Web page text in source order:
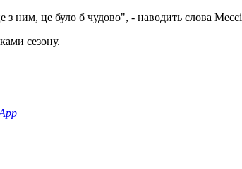
з ним, це було б чудово", - наводить слова Мессі
сезону.